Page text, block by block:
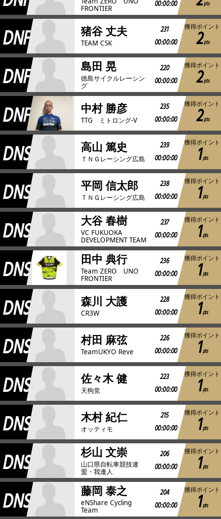
FRONTIER
00:00:00 pts
DNF 猪谷 丈夫
TEAM CSK
231
00:00:00
獲得ポイント
2pts
DNF 島田 晃
徳島サイクルレーシン
グ
220
00:00:00
獲得ポイント
2pts
DNF 中村 勝彦
TTG ミトロング-V
235
00:00:00
獲得ポイント
2pts
DNS 高山 篤史
ＴＮＧレーシング広島
239
00:00:00
獲得ポイント
1pts
DNS 平岡 信太郎
ＴＮＧレーシング広島
238
00:00:00
獲得ポイント
1pts
DNS 大谷 春樹
VC FUKUOKA
DEVELOPMENT TEAM
237
00:00:00
獲得ポイント
1pts
DNS 田中 典行
Team ZERO UNO
FRONTIER
236
00:00:00
獲得ポイント
1pts
DNS 森川 大護
CR3W
228
00:00:00
獲得ポイント
1pts
DNS 村田 麻弦
TeamUKYO Reve
226
00:00:00
獲得ポイント
1pts
DNS 佐々木 健
天狗党
223
00:00:00
獲得ポイント
1pts
DNS 木村 紀仁
オッティモ
215
00:00:00
獲得ポイント
1pts
DNS 杉山 文崇
山口県自転車競技連
盟・我逢人
206
00:00:00
獲得ポイント
1pts
DNS 藤岡 泰之
eNShare Cycling
Team
204
00:00:00
獲得ポイント
1pts